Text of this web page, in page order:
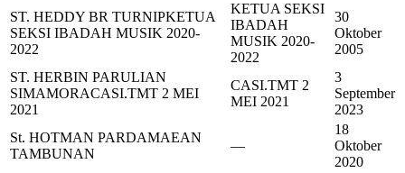
ST. HEDDY BR TURNIPKETUA
SEKSI IBADAH MUSIK 2020-
2022
KETUA SEKSI
IBADAH
MUSIK 2020-
2022
30
Oktober
2005
ST. HERBIN PARULIAN
SIMAMORACASI.TMT 2 MEI
2021
CASI.TMT 2
MEI 2021
3
September
2023
St. HOTMAN PARDAMAEAN
TAMBUNAN
—
18
Oktober
2020